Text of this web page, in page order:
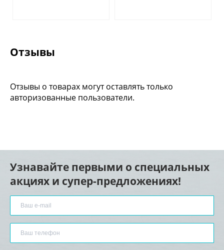
Отзывы
Отзывы о товарах могут оставлять только
авторизованные пользователи.
Узнавайте первыми о специальных
акциях и супер-предложениях!